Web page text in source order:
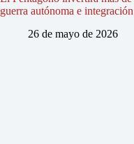
guerra autónoma e
26 de mayo de 2026